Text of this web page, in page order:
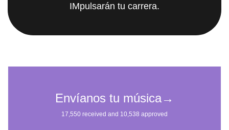
IMpulsarán tu carrera.